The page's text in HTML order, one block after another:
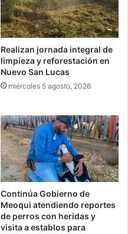
Realizan jornada integral de
limpieza y reforestación en
Nuevo San Lucas
miércoles 5 agosto, 2026
Continúa Gobierno de
Meoqui atendiendo reportes
de perros con heridas y
visita a establos para